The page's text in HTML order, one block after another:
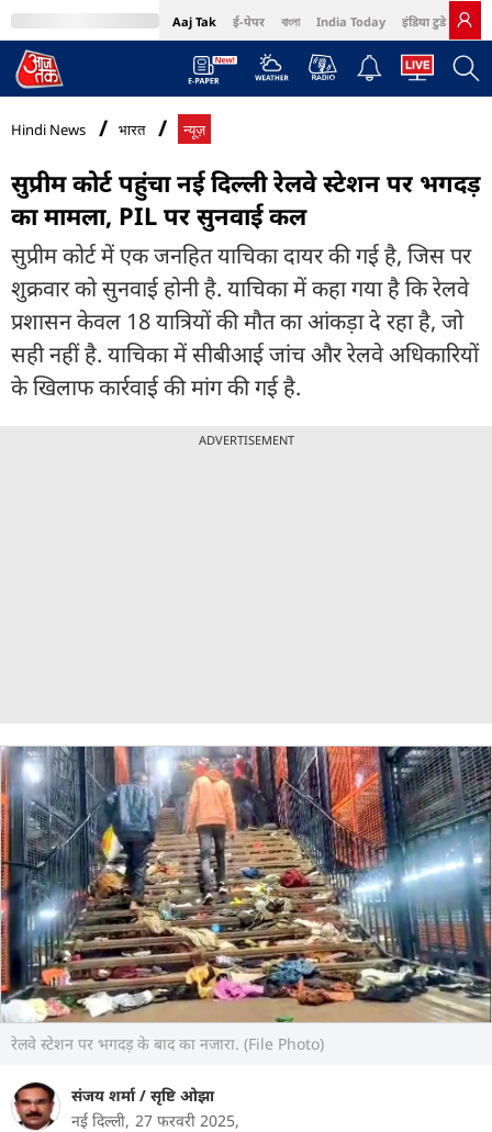
Aaj Tak ई-पेपर বাংলা India Today इंडिया टुडे हिंदी
MumbaiTak Cosmopolitan Harper's Bazaar Northeast
Hindi News भारत न्यूज़
सुप्रीम कोर्ट पहुंचा नई दिल्ली रेलवे स्टेशन पर भगदड़
का मामला, PIL पर सुनवाई कल
सुप्रीम कोर्ट में एक जनहित याचिका दायर की गई है, जिस पर
शुक्रवार को सुनवाई होनी है. याचिका में कहा गया है कि रेलवे
प्रशासन केवल 18 यात्रियों की मौत का आंकड़ा दे रहा है, जो
सही नहीं है. याचिका में सीबीआई जांच और रेलवे अधिकारियों
के खिलाफ कार्रवाई की मांग की गई है.
ADVERTISEMENT
रेलवे स्टेशन पर भगदड़ के बाद का नजारा. (File Photo)
संजय शर्मा/ सृष्टि ओझा
नई दिल्ली, 27 फरवरी 2025,